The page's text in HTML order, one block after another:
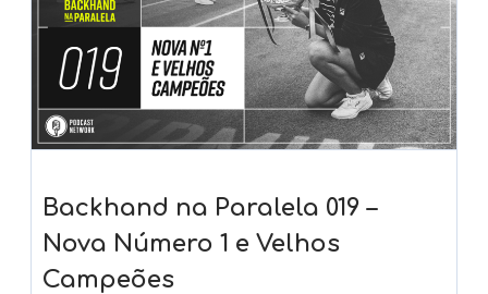
Backhand na Paralela 019 –
Nova Número 1 e Velhos
Campeões